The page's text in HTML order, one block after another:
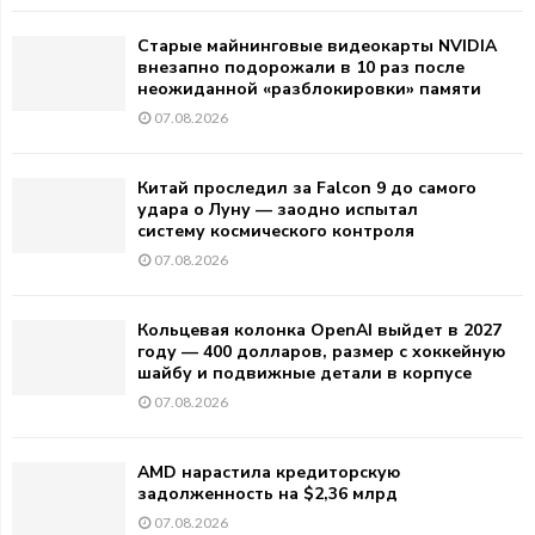
Старые майнинговые видеокарты NVIDIA
внезапно подорожали в 10 раз после
неожиданной «разблокировки» памяти
07.08.2026
Китай проследил за Falcon 9 до самого
удара о Луну — заодно испытал
систему космического контроля
07.08.2026
Кольцевая колонка OpenAI выйдет в 2027
году — 400 долларов, размер с хоккейную
шайбу и подвижные детали в корпусе
07.08.2026
AMD нарастила кредиторскую
задолженность на $2,36 млрд
07.08.2026